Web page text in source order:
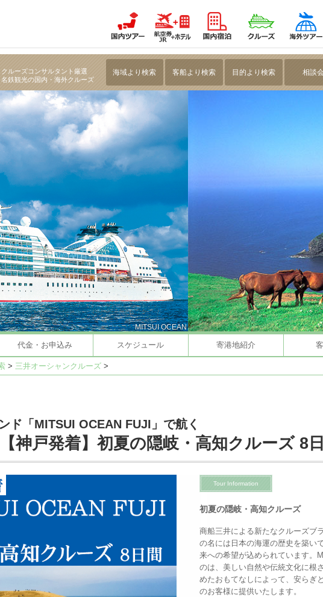
クルーズコンサルタント厳選
名鉄観光の国内・海外クルーズ
海域より検索 客船より検索 目的より検索 相談
MITSUI OCEAN
代金・お申込み スケジュール 寄港地紹介
> 三井オーシャンクルーズ >
ド「MITSUI OCEAN FUJI」で航く
【神戸発着】初夏の隠岐・高知クルーズ 8
Tour Information
初夏の隠岐・高知クルーズ
商船三井による新たなクルーズブ
の名には日本の海運の歴史を築い
来への希望が込められています。
のは、美しい自然や伝統文化に根
めたおもてなしによって、安らぎ
のお客様に提供いたします。